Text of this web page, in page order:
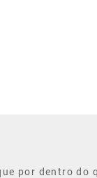
por dentro do